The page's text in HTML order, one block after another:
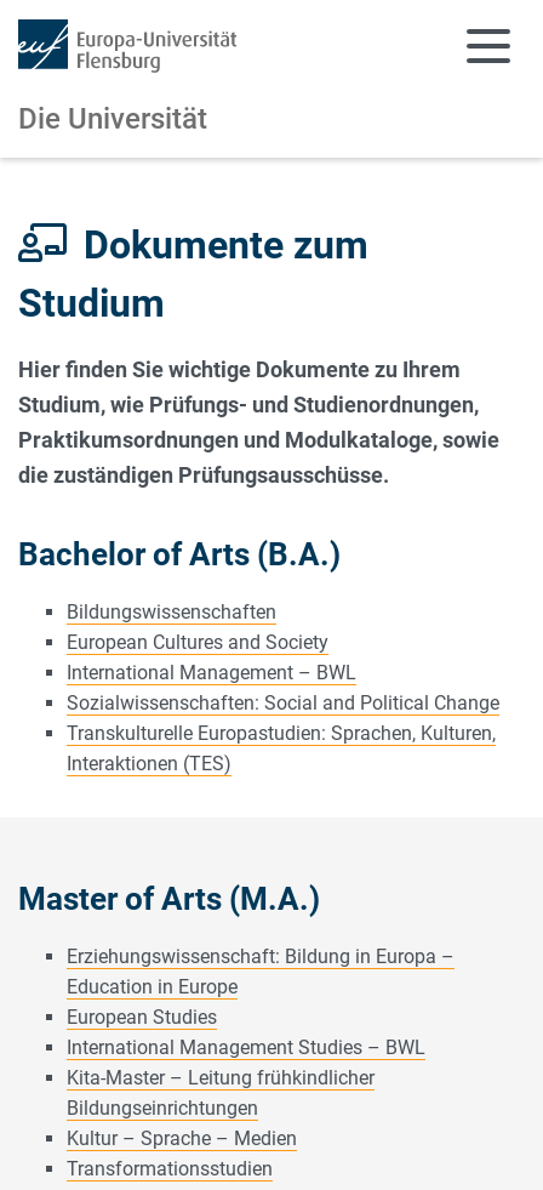
Die Universität
Dokumente zum
Studium
Hier finden Sie wichtige Dokumente zu Ihrem
Studium, wie Prüfungs- und Studienordnungen,
Praktikumsordnungen und Modulkataloge, sowie
die zuständigen Prüfungsausschüsse.
Bachelor of Arts (B.A.)
Bildungswissenschaften
European Cultures and Society
International Management – BWL
Sozialwissenschaften: Social and Political Change
Transkulturelle Europastudien: Sprachen, Kulturen,
Interaktionen (TES)
Master of Arts (M.A.)
Erziehungswissenschaft: Bildung in Europa –
Education in Europe
European Studies
International Management Studies – BWL
Kita-Master – Leitung frühkindlicher
Bildungseinrichtungen
Kultur – Sprache – Medien
Transformationsstudien